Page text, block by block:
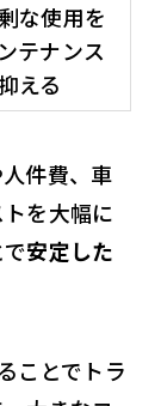
な使用を
テナンス
える
件費、車
を大幅に
安定した
ことでトラ